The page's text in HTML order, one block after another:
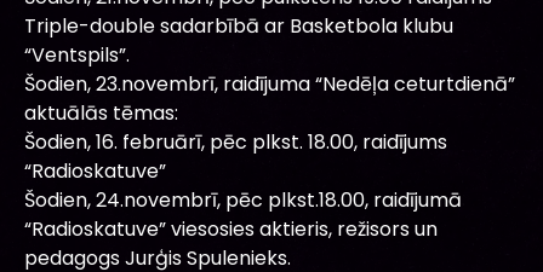
Triple-double sadarbībā ar Basketbola klubu
“Ventspils”.
Šodien, 23.novembrī, raidījuma “Nedēļa ceturtdienā”
aktuālās tēmas:
Šodien, 16. februārī, pēc plkst. 18.00, raidījums
“Radioskatuve”
Šodien, 24.novembrī, pēc plkst.18.00, raidījumā
“Radioskatuve” viesosies aktieris, režisors un
pedagogs Jurģis Spulenieks.